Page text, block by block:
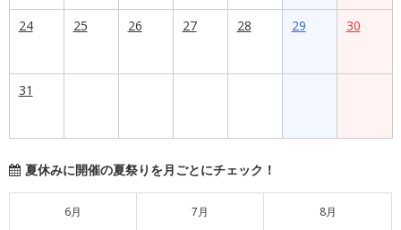
24 25 26 27 28 29 30
31
夏休みに開催の夏祭りを月ごとにチェック！
6月 7月 8月